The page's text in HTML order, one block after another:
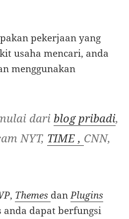
pekerjaan yang
usaha mencari, anda
menggunakan
dariblog pribadi,
NYT, TIME , CNN,
, Themes danPlugins
anda dapat berfungsi